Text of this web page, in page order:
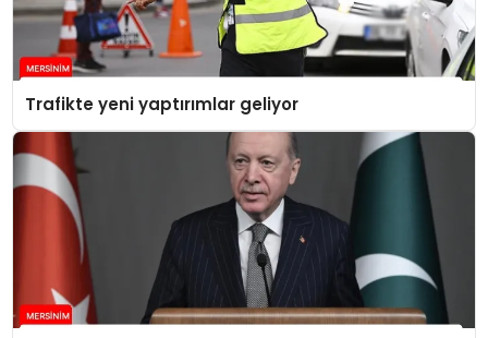
Trafikte yeni yaptırımlar geliyor